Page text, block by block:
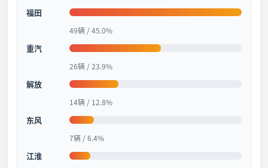
福田
49辆 / 45.0%
重汽
26辆 / 23.9%
解放
14辆 / 12.8%
东风
7辆 / 6.4%
江淮